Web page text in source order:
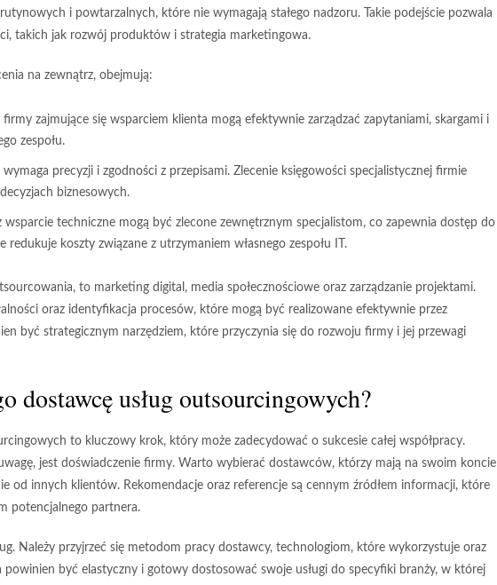
i powtarzalnych, które nie wymagają stałego nadzoru. Takie podejście pozwala
takich jak rozwój produktów i strategia marketingowa.
na zewnątrz, obejmują:
zajmujące się wsparciem klienta mogą efektywnie zarządzać zapytaniami, skargami i
zespołu.
precyzji i zgodności z przepisami. Zlecenie księgowości specjalistycznej firmie
biznesowych.
techniczne mogą być zlecone zewnętrznym specjalistom, co zapewnia dostęp do
koszty związane z utrzymaniem własnego zespołu IT.
to marketing digital, media społecznościowe oraz zarządzanie projektami.
oraz identyfikacja procesów, które mogą być realizowane efektywnie przez
być strategicznym narzędziem, które przyczynia się do rozwoju firmy i jej przewagi
dostawcę usług outsourcingowych?
to kluczowy krok, który może zadecydować o sukcesie całej współpracy.
jest doświadczenie firmy. Warto wybierać dostawców, którzy mają na swoim koncie
od innych klientów. Rekomendacje oraz referencje są cennym źródłem informacji, które
potencjalnego partnera.
. Należy przyjrzeć się metodom pracy dostawcy, technologiom, które wykorzystuje oraz
być elastyczny i gotowy dostosować swoje usługi do specyfiki branży, w której